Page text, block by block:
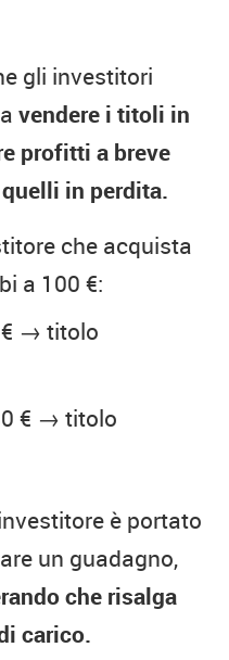
gli investitori
vendere i titoli in
profitti a breve
in perdita.
che acquista
a 100 €:
€ → titolo
€ → titolo
è portato
un guadagno,
che risalga
carico.